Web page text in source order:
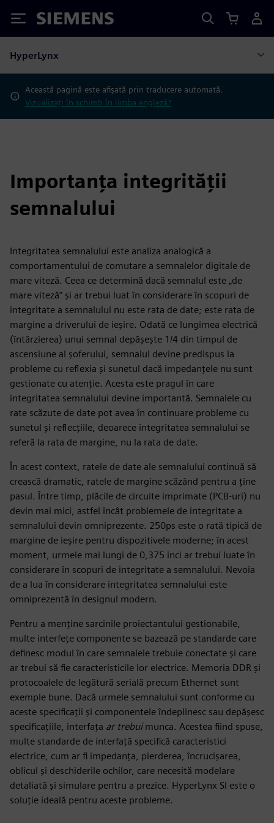
Siemens
HyperLynx
Această pagină este afișată prin traducere automată.
Vizualizați în schimb în limba engleză?
Importanța integrității
semnalului
Integritatea semnalului este analiza analogică a
comportamentului de comutare a semnalelor digitale de
mare viteză. Ceea ce determină dacă semnalul este „de
mare viteză” și ar trebui luat în considerare în scopuri de
integritate a semnalului nu este rata de date; este rata de
margine a driverului de ieșire. Odată ce lungimea electrică
(întârzierea) unui semnal depășește 1/4 din timpul de
ascensiune al șoferului, semnalul devine predispus la
probleme cu reflexia și sunetul dacă impedanțele nu sunt
gestionate cu atenție. Acesta este pragul în care
integritatea semnalului devine importantă. Semnalele cu
rate scăzute de date pot avea în continuare probleme cu
sunetul și reflecțiile, deoarece integritatea semnalului se
referă la rata de margine, nu la rata de date.
În acest context, ratele de date ale semnalului continuă să
crească dramatic, ratele de margine scăzând pentru a ține
pasul. Între timp, plăcile de circuite imprimate (PCB-uri) nu
devin mai mici, astfel încât problemele de integritate a
semnalului devin omniprezente. 250ps este o rată tipică de
margine de ieșire pentru dispozitivele moderne; în acest
moment, urmele mai lungi de 0,375 inci ar trebui luate în
considerare în scopuri de integritate a semnalului. Nevoia
de a lua în considerare integritatea semnalului este
omniprezentă în designul modern.
Pentru a menține sarcinile proiectantului gestionabile,
multe interfețe componente se bazează pe standarde care
definesc modul în care semnalele trebuie conectate și care
ar trebui să fie caracteristicile lor electrice. Memoria DDR și
protocoalele de legătură serială precum Ethernet sunt
exemple bune. Dacă urmele semnalului sunt conforme cu
aceste specificații și componentele îndeplinesc sau depășesc
specificațiile, interfața ar trebuimunca. Acestea fiind spuse,
multe standarde de interfață specifică caracteristici
electrice, cum ar fi impedanța, pierderea, încrucișarea,
oblicul și deschiderile ochilor, care necesită modelare
detaliată și simulare pentru a prezice. HyperLynx SI este o
soluție ideală pentru aceste probleme.